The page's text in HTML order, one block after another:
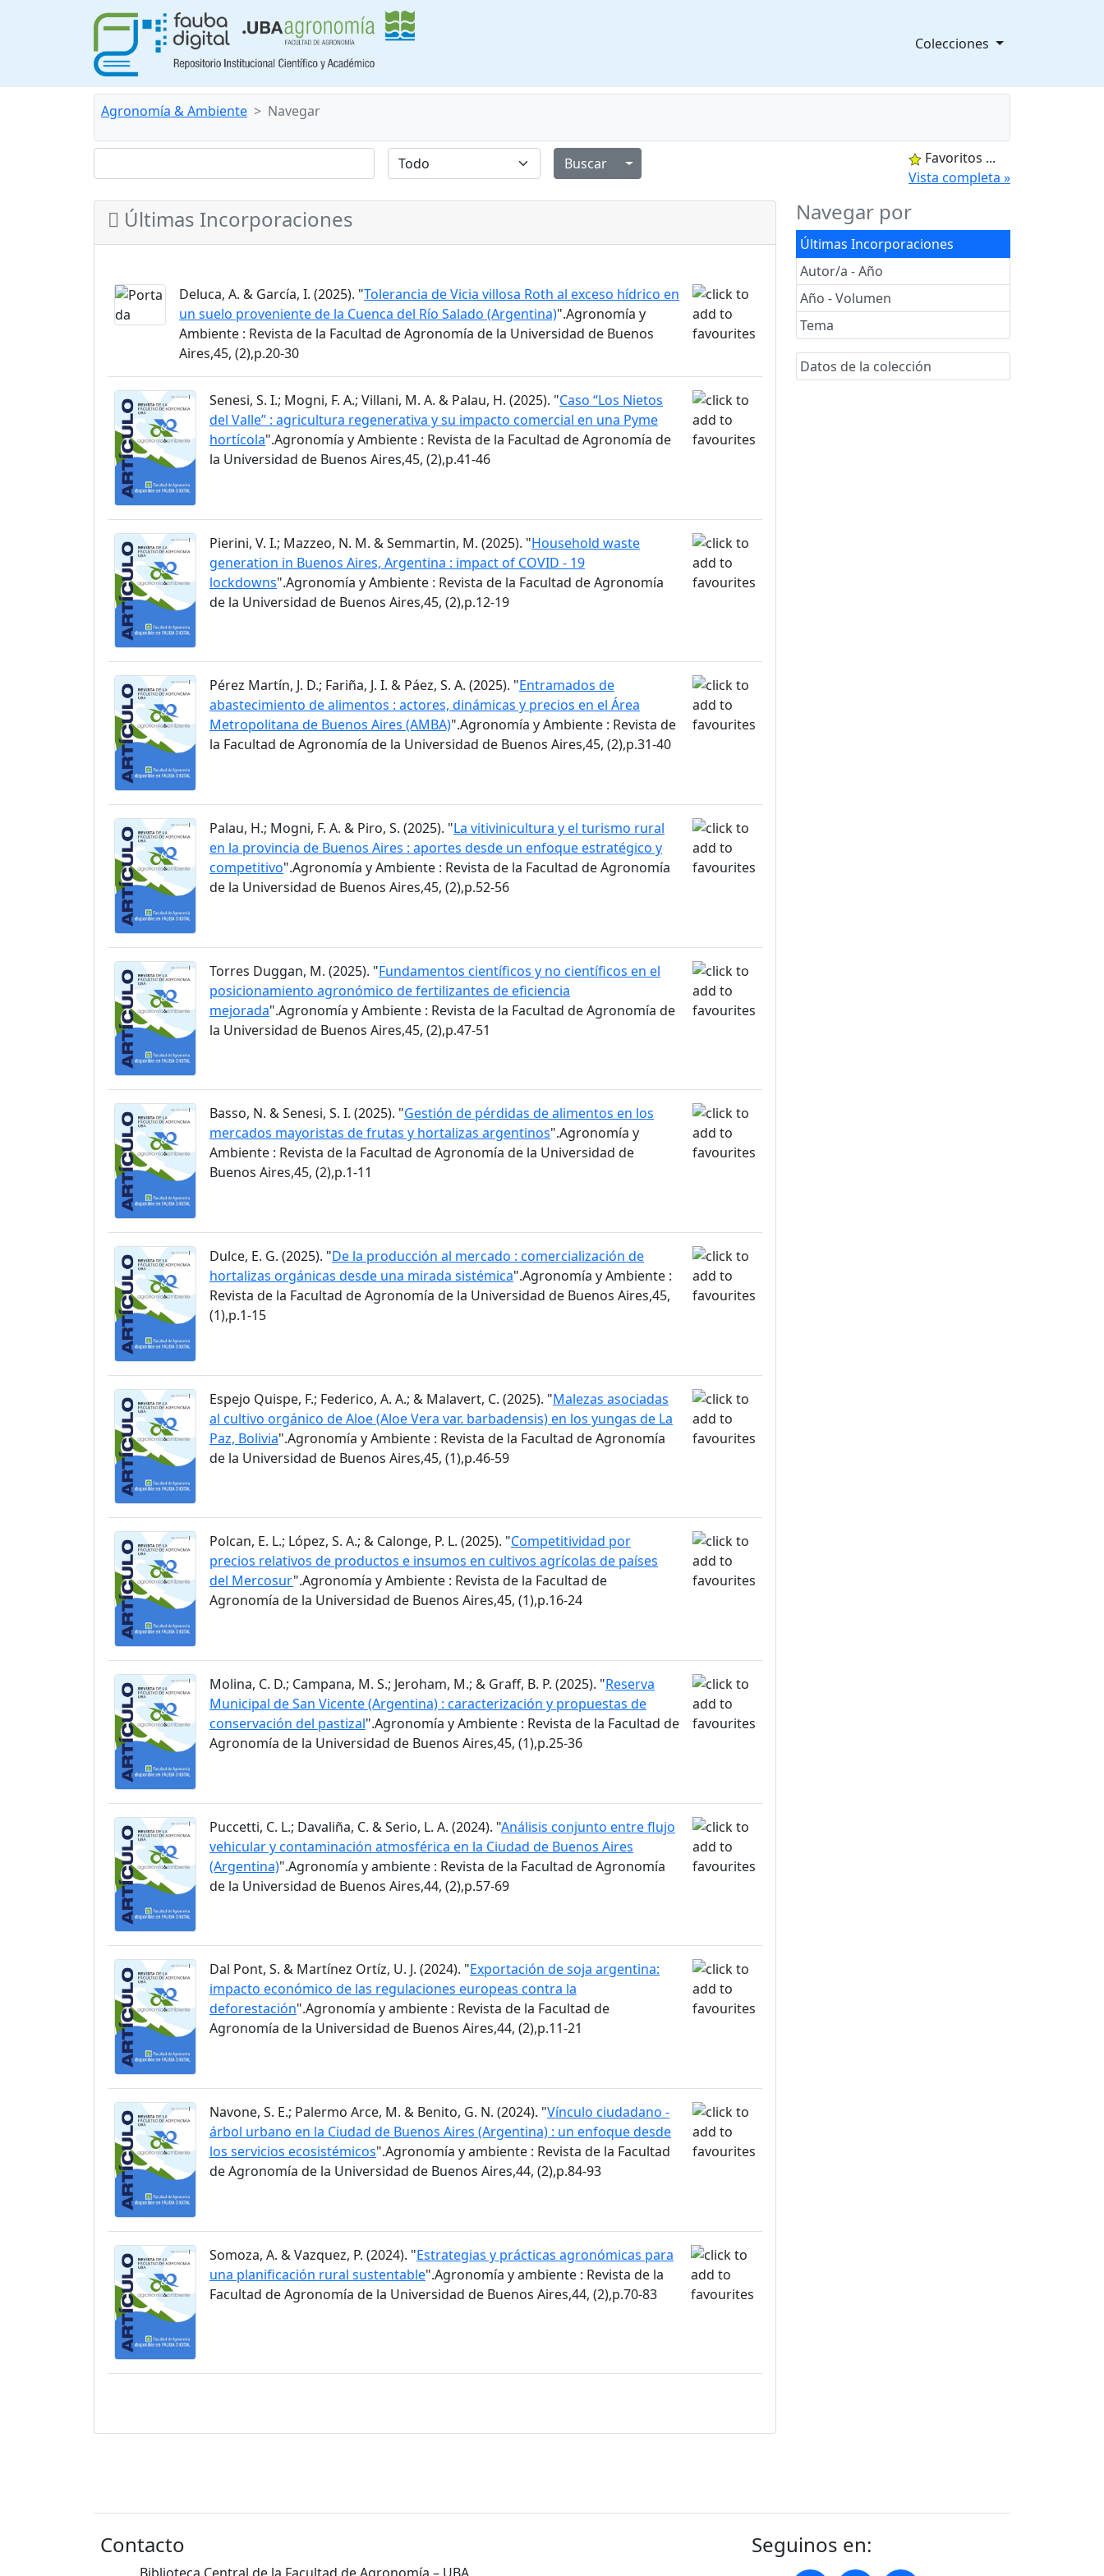
Colecciones
Agronomía & Ambiente Navegar
Alternar menú desplegable
Favoritos ...
Vista completa »
Navegar por
Últimas Incorporaciones
Autor/a - Año
Año - Volumen
Tema
Datos de la colección
Últimas Incorporaciones
Deluca, A. & García, I. (2025). "Tolerancia de Vicia villosa Roth al exceso hídrico en
un suelo proveniente de la Cuenca del Río Salado (Argentina)".Agronomía y
Ambiente : Revista de la Facultad de Agronomía de la Universidad de Buenos
Aires,45, (2),p.20-30
Senesi, S. I.; Mogni, F. A.; Villani, M. A. & Palau, H. (2025). "Caso “Los Nietos
del Valle” : agricultura regenerativa y su impacto comercial en una Pyme
hortícola".Agronomía y Ambiente : Revista de la Facultad de Agronomía de
la Universidad de Buenos Aires,45, (2),p.41-46
Pierini, V. I.; Mazzeo, N. M. & Semmartin, M. (2025). "Household waste
generation in Buenos Aires, Argentina : impact of COVID - 19
lockdowns".Agronomía y Ambiente : Revista de la Facultad de Agronomía
de la Universidad de Buenos Aires,45, (2),p.12-19
Pérez Martín, J. D.; Fariña, J. I. & Páez, S. A. (2025). "Entramados de
abastecimiento de alimentos : actores, dinámicas y precios en el Área
Metropolitana de Buenos Aires (AMBA)".Agronomía y Ambiente : Revista de
la Facultad de Agronomía de la Universidad de Buenos Aires,45, (2),p.31-40
Palau, H.; Mogni, F. A. & Piro, S. (2025). "La vitivinicultura y el turismo rural
en la provincia de Buenos Aires : aportes desde un enfoque estratégico y
competitivo".Agronomía y Ambiente : Revista de la Facultad de Agronomía
de la Universidad de Buenos Aires,45, (2),p.52-56
Torres Duggan, M. (2025). "Fundamentos científicos y no científicos en el
posicionamiento agronómico de fertilizantes de eficiencia
mejorada".Agronomía y Ambiente : Revista de la Facultad de Agronomía de
la Universidad de Buenos Aires,45, (2),p.47-51
Basso, N. & Senesi, S. I. (2025). "Gestión de pérdidas de alimentos en los
mercados mayoristas de frutas y hortalizas argentinos".Agronomía y
Ambiente : Revista de la Facultad de Agronomía de la Universidad de
Buenos Aires,45, (2),p.1-11
Dulce, E. G. (2025). "De la producción al mercado : comercialización de
hortalizas orgánicas desde una mirada sistémica".Agronomía y Ambiente :
Revista de la Facultad de Agronomía de la Universidad de Buenos Aires,45,
(1),p.1-15
Espejo Quispe, F.; Federico, A. A.; & Malavert, C. (2025). "Malezas asociadas
al cultivo orgánico de Aloe (Aloe Vera var. barbadensis) en los yungas de La
Paz, Bolivia".Agronomía y Ambiente : Revista de la Facultad de Agronomía
de la Universidad de Buenos Aires,45, (1),p.46-59
Polcan, E. L.; López, S. A.; & Calonge, P. L. (2025). "Competitividad por
precios relativos de productos e insumos en cultivos agrícolas de países
del Mercosur".Agronomía y Ambiente : Revista de la Facultad de
Agronomía de la Universidad de Buenos Aires,45, (1),p.16-24
Molina, C. D.; Campana, M. S.; Jeroham, M.; & Graff, B. P. (2025). "Reserva
Municipal de San Vicente (Argentina) : caracterización y propuestas de
conservación del pastizal".Agronomía y Ambiente : Revista de la Facultad de
Agronomía de la Universidad de Buenos Aires,45, (1),p.25-36
Puccetti, C. L.; Davaliña, C. & Serio, L. A. (2024). "Análisis conjunto entre flujo
vehicular y contaminación atmosférica en la Ciudad de Buenos Aires
(Argentina)".Agronomía y ambiente : Revista de la Facultad de Agronomía
de la Universidad de Buenos Aires,44, (2),p.57-69
Dal Pont, S. & Martínez Ortíz, U. J. (2024). "Exportación de soja argentina:
impacto económico de las regulaciones europeas contra la
deforestación".Agronomía y ambiente : Revista de la Facultad de
Agronomía de la Universidad de Buenos Aires,44, (2),p.11-21
Navone, S. E.; Palermo Arce, M. & Benito, G. N. (2024). "Vínculo ciudadano -
árbol urbano en la Ciudad de Buenos Aires (Argentina) : un enfoque desde
los servicios ecosistémicos".Agronomía y ambiente : Revista de la Facultad
de Agronomía de la Universidad de Buenos Aires,44, (2),p.84-93
Somoza, A. & Vazquez, P. (2024). "Estrategias y prácticas agronómicas para
una planificación rural sustentable".Agronomía y ambiente : Revista de la
Facultad de Agronomía de la Universidad de Buenos Aires,44, (2),p.70-83
Contacto Seguinos en: